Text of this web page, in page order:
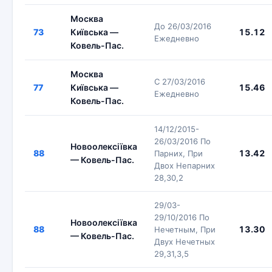
73
Москва
Київська —
Ковель-Пас.
До 26/03/2016
Ежедневно
15.12
77
Москва
Київська —
Ковель-Пас.
С 27/03/2016
Ежедневно
15.46
88
Новоолексіївка
— Ковель-Пас.
14/12/2015-
26/03/2016 По
Парних, При
Двох Непарних
28,30,2
13.42
88
Новоолексіївка
— Ковель-Пас.
29/03-
29/10/2016 По
Нечетным, При
Двух Нечетных
29,31,3,5
13.30